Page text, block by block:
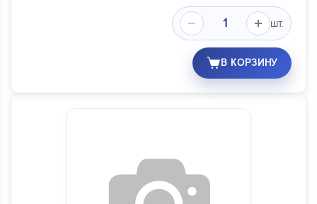
шт.
В КОРЗИНУ